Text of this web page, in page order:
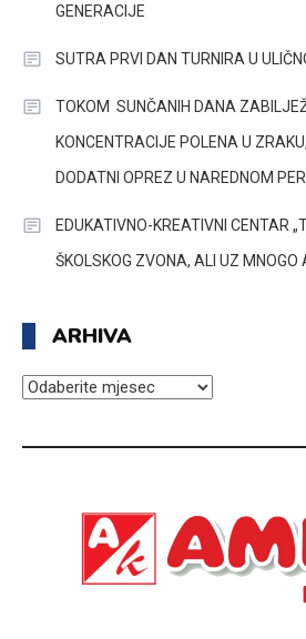
GENERACIJE
SUTRA PRVI DAN TURNIRA U
TOKOM SUNČANIH DANA
KONCENTRACIJE POLENA U
DODATNI OPREZ U NAREDNOM
EDUKATIVNO-KREATIVNI CENTAR
ŠKOLSKOG ZVONA, ALI UZ MNOGO
ARHIVA
ARHIVA